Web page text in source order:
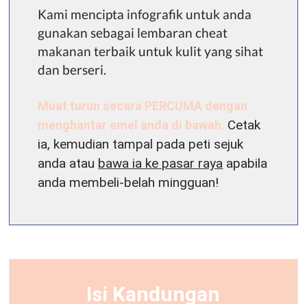
Kami mencipta infografik untuk anda
gunakan sebagai lembaran cheat
makanan terbaik untuk kulit yang sihat
dan berseri.
Muat turun secara PERCUMA dengan
menghantar emel anda di bawah. Cetak
ia, kemudian tampal pada peti sejuk
anda atau bawa ia ke pasar raya apabila
anda membeli-belah mingguan!
Isi Kandungan